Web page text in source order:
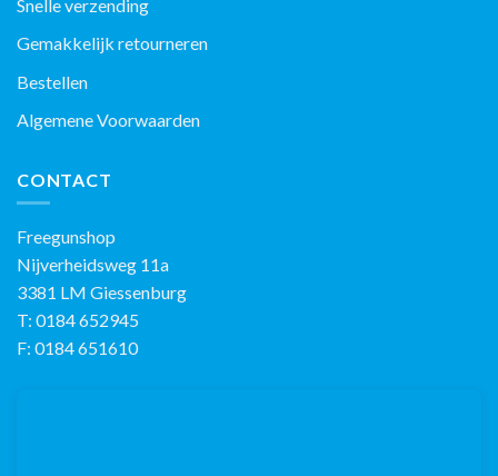
Snelle verzending
Gemakkelijk retourneren
Bestellen
Algemene Voorwaarden
CONTACT
Freegunshop
Nijverheidsweg 11a
3381 LM Giessenburg
T: 0184 652945
F: 0184 651610